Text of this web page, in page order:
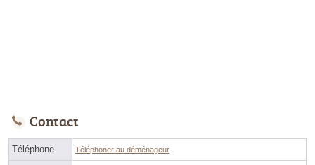
Contact
Téléphone Téléphoner au déménageur